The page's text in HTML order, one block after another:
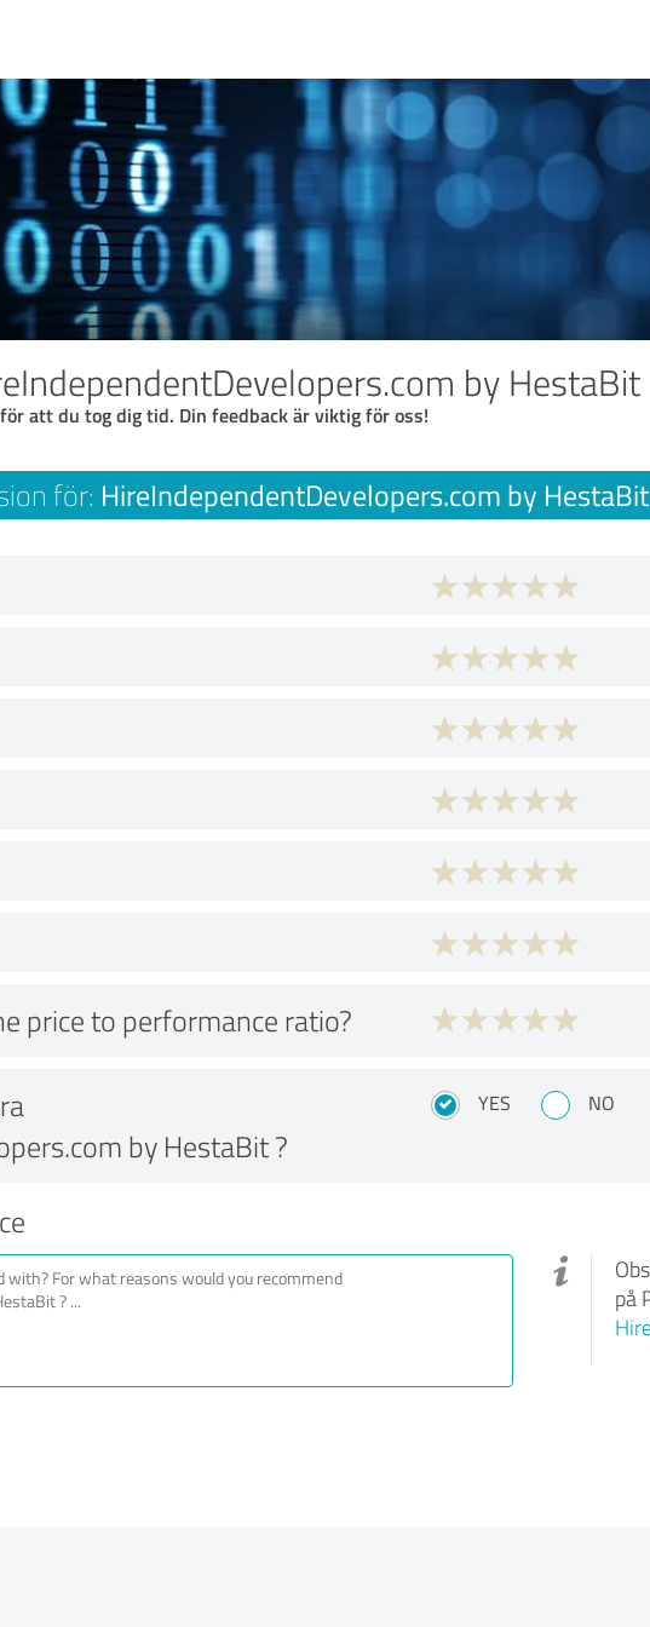
by HestaBit
att du tog dig tid. Din feedback är viktig för oss!
för: HireIndependentDevelopers.com by HestaBit
price to performance ratio?
by HestaBit ?
YES NO
på